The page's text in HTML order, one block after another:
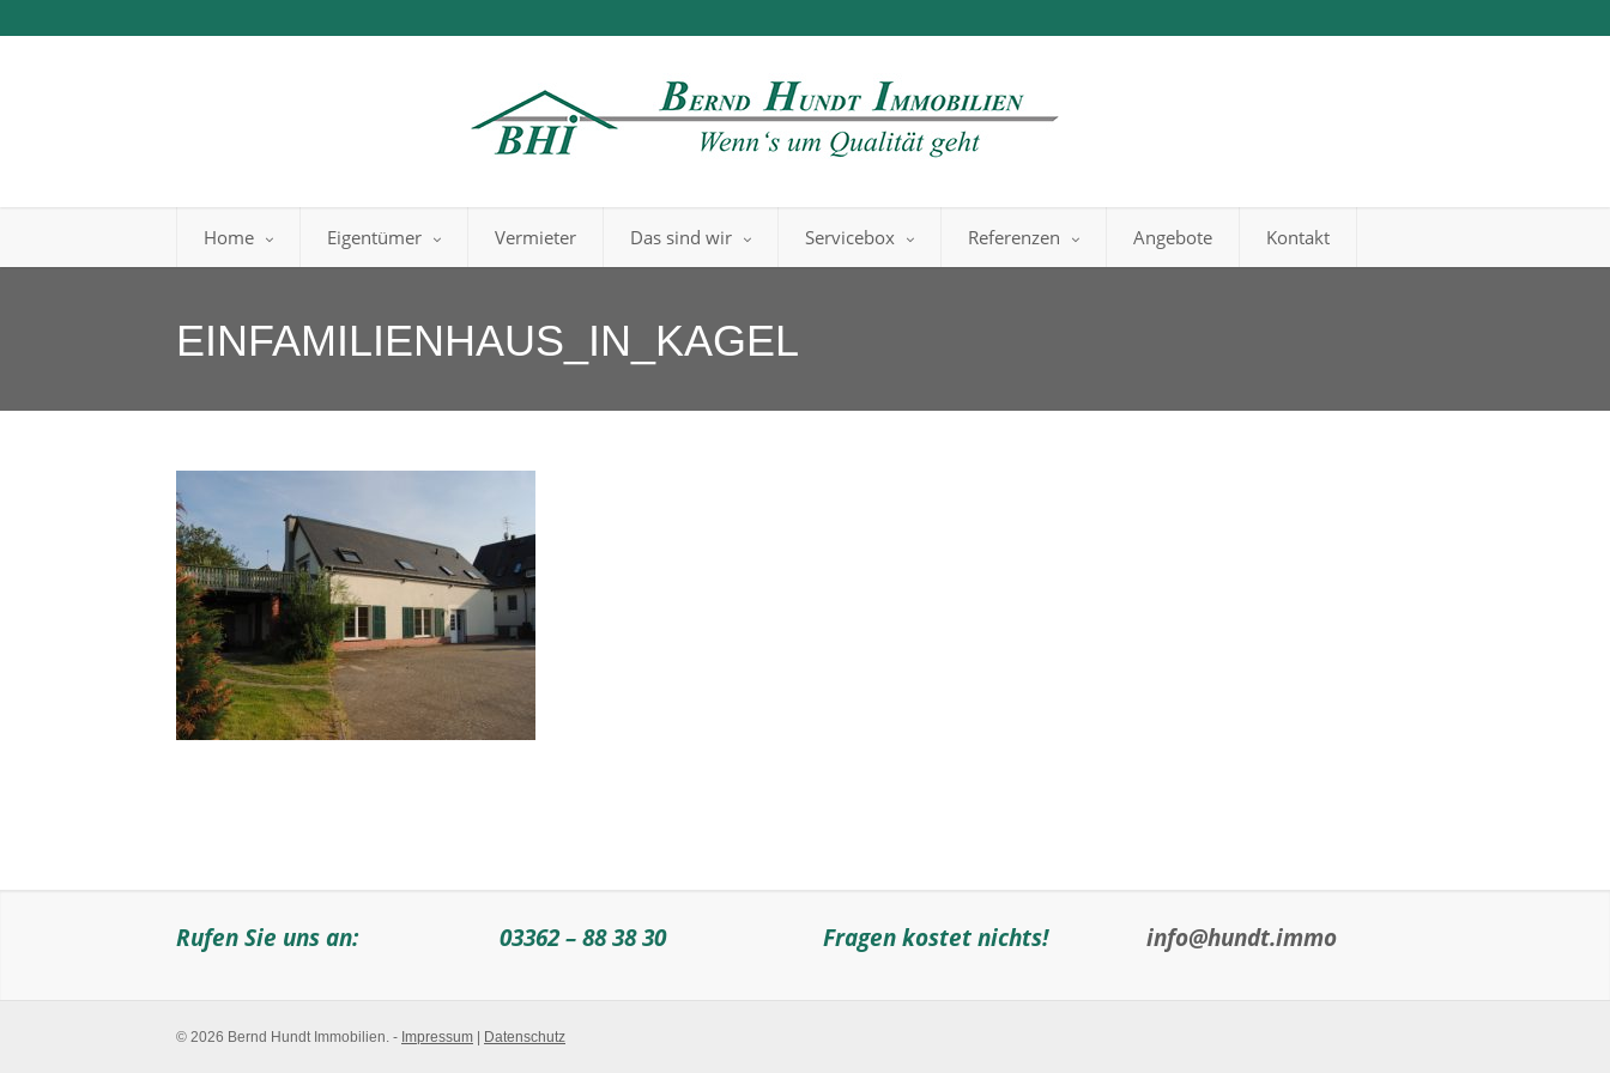
Home Eigentümer Vermieter Das sind wir Servicebox Referenzen Angebote Kontakt
EINFAMILIENHAUS_IN_KAGEL
Rufen Sie uns an: 03362 – 88 38 30 Fragen kostet nichts! info@hundt.immo
© 2026 Bernd Hundt Immobilien. - Impressum Datenschutz